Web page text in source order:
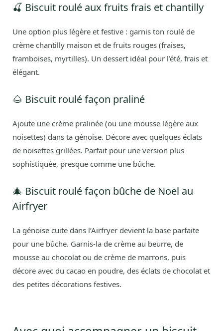
🍒 Biscuit roulé aux fruits frais et chantilly
Une option plus légère et festive : garnis ton roulé de
crème chantilly maison et de fruits rouges (fraises,
framboises, myrtilles). Un dessert idéal pour l’été, frais et
élégant.
🌰 Biscuit roulé façon praliné
Ajoute une crème pralinée (ou une mousse légère aux
noisettes) dans ta génoise. Décore avec quelques éclats
de noisettes grillées. Parfait pour une version plus
sophistiquée, presque comme une bûche.
🎄 Biscuit roulé façon bûche de Noël au
Airfryer
La génoise cuite dans l’Airfryer devient la base parfaite
pour une bûche. Garnis-la de crème au beurre, de
mousse au chocolat ou de crème de marrons, puis
décore avec du cacao en poudre, des éclats de chocolat et
des petites décorations festives.